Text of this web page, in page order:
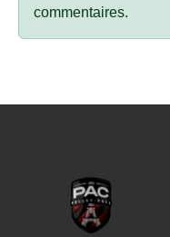
commentaires.